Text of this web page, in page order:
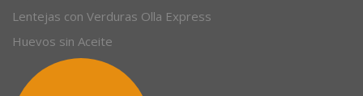
Lentejas con Verduras Olla Express
Huevos sin Aceite